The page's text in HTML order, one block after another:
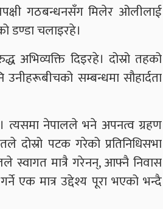
गठबन्धनसँग मिलेर ओलीलाई
डण्डा चलाइरहे।
दिइरहे। दोस्रो तहको
सम्बन्धमा सौहार्दता
त्यसमा नेपालले भने अपनत्व ग्रहण
दोस्रो पटक गरेको प्रतिनिधिसभा
स्वागत मात्रै गरेनन्, आफ्नै निवास
एक मात्र उद्देश्य पूरा भएको भन्दै